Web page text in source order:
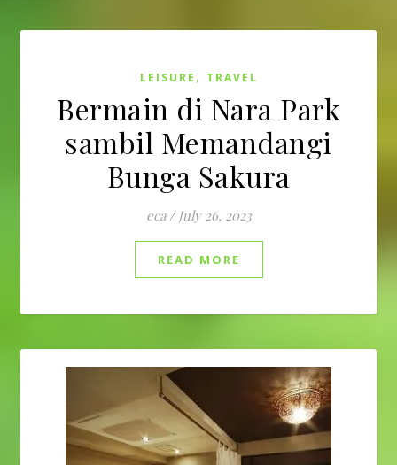
LEISURE , TRAVEL
Bermain di Nara Park
sambil Memandangi
Bunga Sakura
eca / July 26, 2023
READ MORE